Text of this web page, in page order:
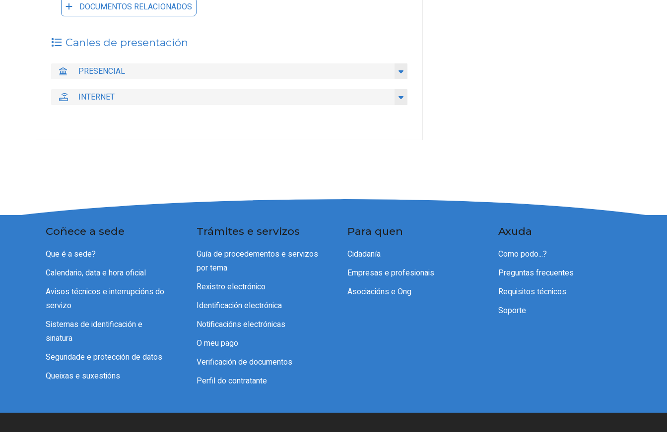
DOCUMENTOS RELACIONADOS
Canles de presentación
PRESENCIAL
INTERNET
Coñece a sede
Que é a sede?
Calendario, data e hora oficial
Avisos técnicos e interrupcións do
servizo
Sistemas de identificación e
sinatura
Seguridade e protección de datos
Queixas e suxestións
Trámites e servizos
Guía de procedementos e servizos
por tema
Rexistro electrónico
Identificación electrónica
Notificacións electrónicas
O meu pago
Verificación de documentos
Perfil do contratante
Para quen
Cidadanía
Empresas e profesionais
Asociacións e Ong
Axuda
Como podo...?
Preguntas frecuentes
Requisitos técnicos
Soporte